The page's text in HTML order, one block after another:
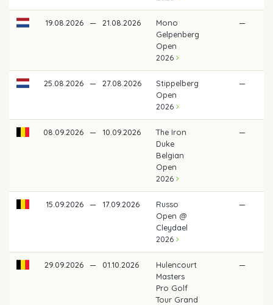
19.08.2026 — 21.08.2026
Mono
Gelpenberg
Open
2026
—
25.08.2026 — 27.08.2026
Stippelberg
Open
2026
—
08.09.2026 — 10.09.2026
The Iron
Duke
Belgian
Open
2026
—
15.09.2026 — 17.09.2026
Russo
Open @
Cleydael
2026
—
29.09.2026 — 01.10.2026
Hulencourt
Masters
Pro Golf
Tour Grand
—